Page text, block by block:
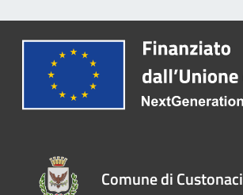
Comune di Custonaci